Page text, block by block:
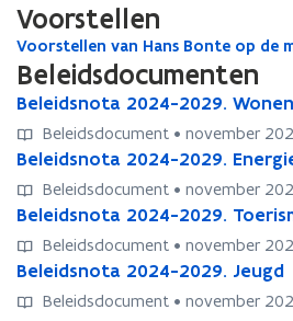
Voorstellen
V
o
o
r
s
t
e
l
e
n
v
Voorstellen van Hans Bonte op de
Beleidsdocumenten
B
e
l
e
i
d
s
n
t
Beleidsnota 2024-2029. Wonen
B
e
l
e
i
d
s
n
t
Beleidsdocument • november
B
e
l
e
i
d
s
Beleidsnota 2024-2029.
B
e
l
e
i
d
s
Beleidsdocument • november
B
e
l
e
i
Beleidsnota 2024-2029.
B
e
l
e
i
Beleidsdocument • november
B
e
Beleidsnota 2024-2029. Jeugd
B
e
Beleidsdocument • november